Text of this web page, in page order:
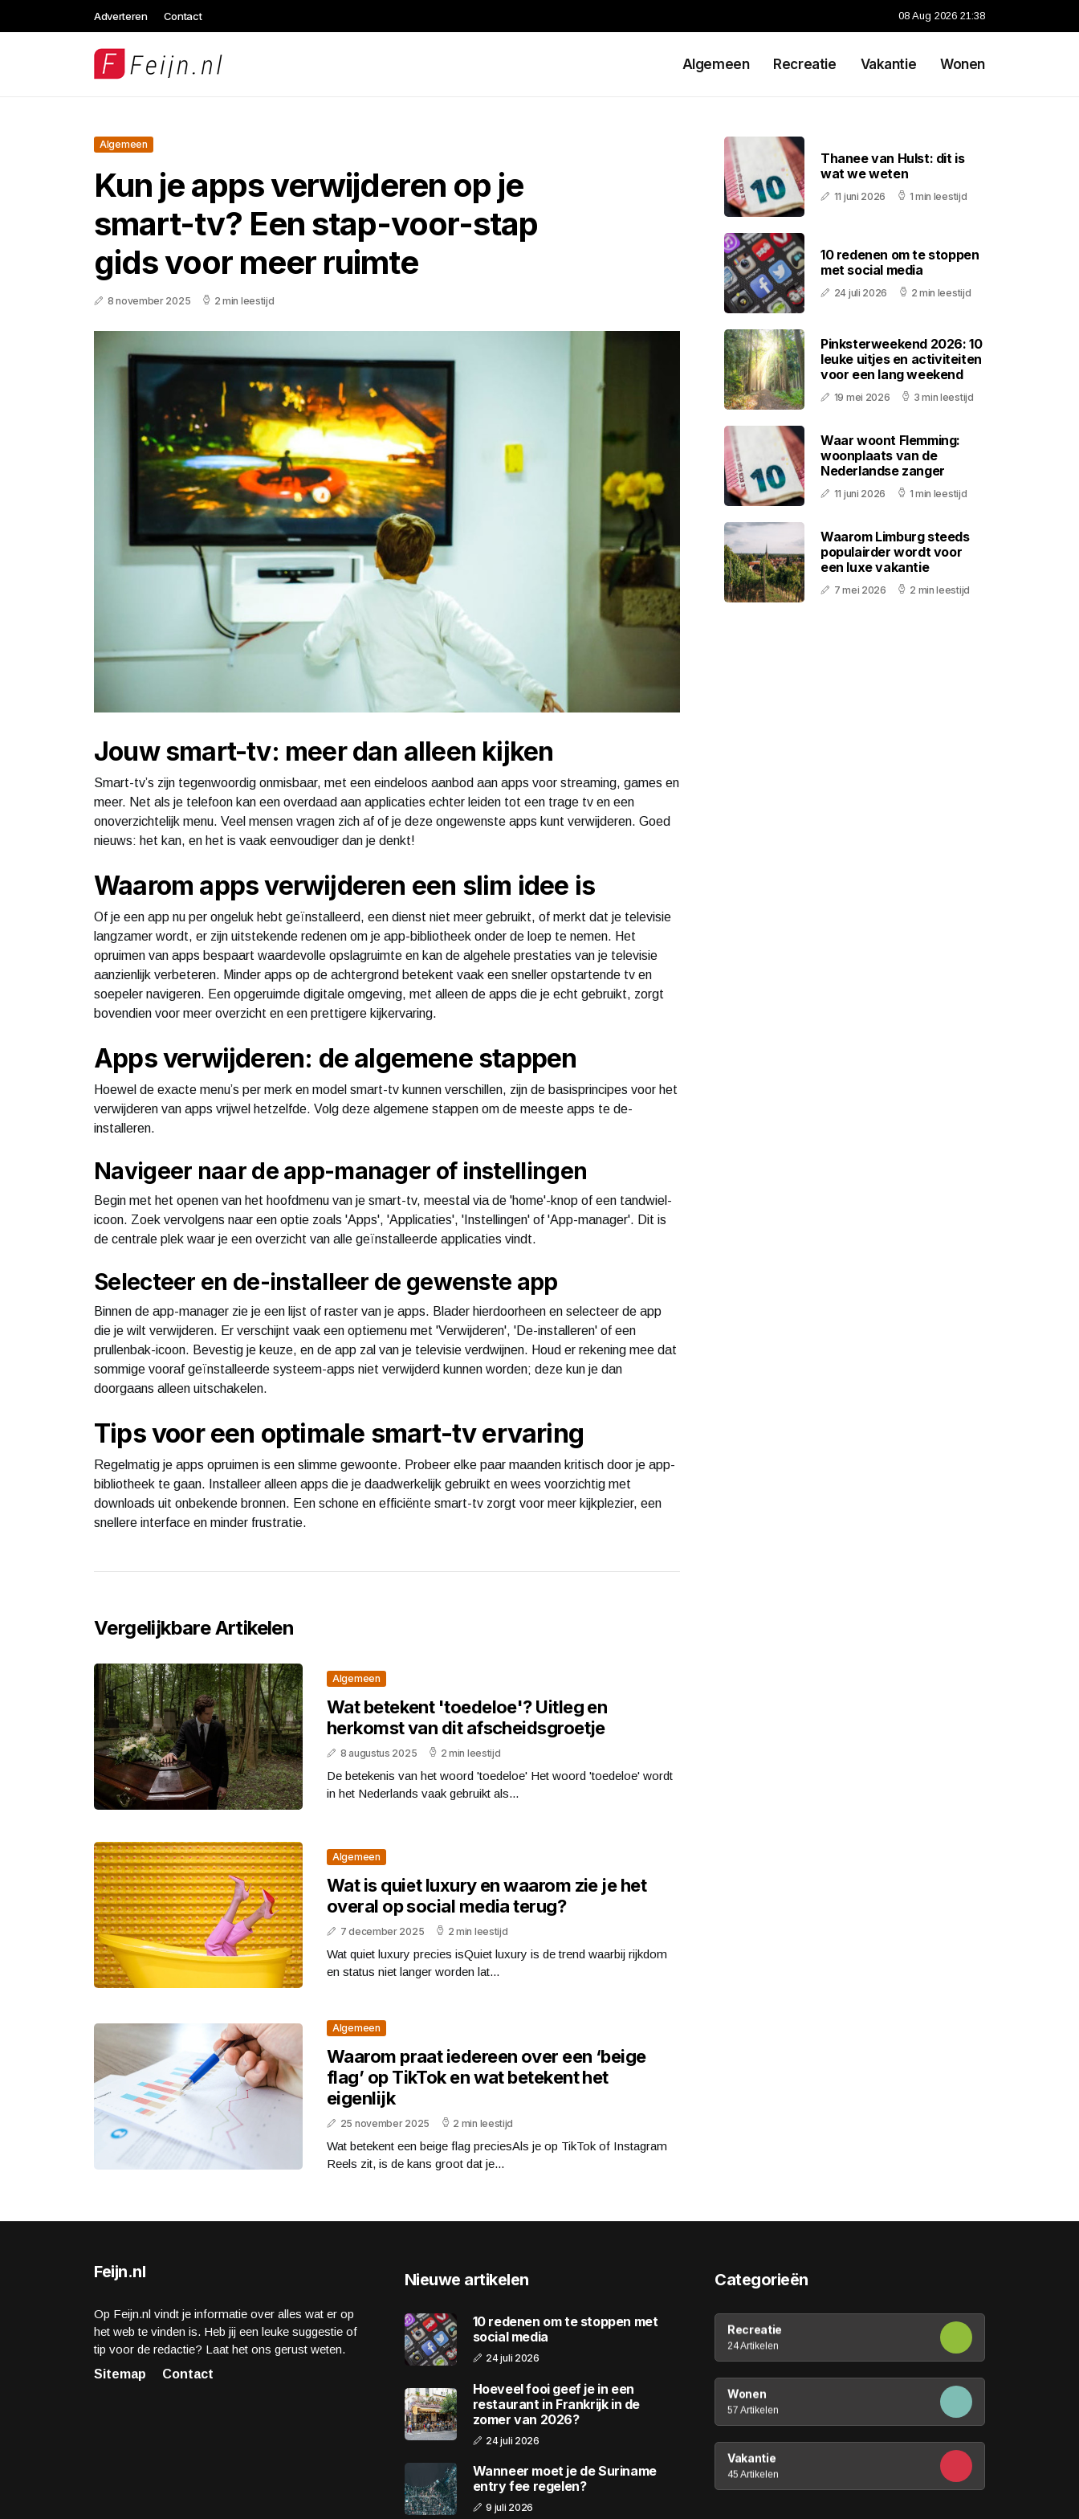
Adverteren Contact 08 Aug 2026 21:38
Algemeen Recreatie Vakantie Wonen
Algemeen
Kun je apps verwijderen op je
smart-tv? Een stap-voor-stap
gids voor meer ruimte
8 november 2025 2 min leestijd
Jouw smart-tv: meer dan alleen kijken
Smart-tv’s zijn tegenwoordig onmisbaar, met een eindeloos aanbod aan apps voor streaming, games en
meer. Net als je telefoon kan een overdaad aan applicaties echter leiden tot een trage tv en een
onoverzichtelijk menu. Veel mensen vragen zich af of je deze ongewenste apps kunt verwijderen. Goed
nieuws: het kan, en het is vaak eenvoudiger dan je denkt!
Waarom apps verwijderen een slim idee is
Of je een app nu per ongeluk hebt geïnstalleerd, een dienst niet meer gebruikt, of merkt dat je televisie
langzamer wordt, er zijn uitstekende redenen om je app-bibliotheek onder de loep te nemen. Het
opruimen van apps bespaart waardevolle opslagruimte en kan de algehele prestaties van je televisie
aanzienlijk verbeteren. Minder apps op de achtergrond betekent vaak een sneller opstartende tv en
soepeler navigeren. Een opgeruimde digitale omgeving, met alleen de apps die je echt gebruikt, zorgt
bovendien voor meer overzicht en een prettigere kijkervaring.
Apps verwijderen: de algemene stappen
Hoewel de exacte menu’s per merk en model smart-tv kunnen verschillen, zijn de basisprincipes voor het
verwijderen van apps vrijwel hetzelfde. Volg deze algemene stappen om de meeste apps te de-
installeren.
Navigeer naar de app-manager of instellingen
Begin met het openen van het hoofdmenu van je smart-tv, meestal via de 'home'-knop of een tandwiel-
icoon. Zoek vervolgens naar een optie zoals 'Apps', 'Applicaties', 'Instellingen' of 'App-manager'. Dit is
de centrale plek waar je een overzicht van alle geïnstalleerde applicaties vindt.
Selecteer en de-installeer de gewenste app
Binnen de app-manager zie je een lijst of raster van je apps. Blader hierdoorheen en selecteer de app
die je wilt verwijderen. Er verschijnt vaak een optiemenu met 'Verwijderen', 'De-installeren' of een
prullenbak-icoon. Bevestig je keuze, en de app zal van je televisie verdwijnen. Houd er rekening mee dat
sommige vooraf geïnstalleerde systeem-apps niet verwijderd kunnen worden; deze kun je dan
doorgaans alleen uitschakelen.
Tips voor een optimale smart-tv ervaring
Regelmatig je apps opruimen is een slimme gewoonte. Probeer elke paar maanden kritisch door je app-
bibliotheek te gaan. Installeer alleen apps die je daadwerkelijk gebruikt en wees voorzichtig met
downloads uit onbekende bronnen. Een schone en efficiënte smart-tv zorgt voor meer kijkplezier, een
snellere interface en minder frustratie.
Vergelijkbare Artikelen
Algemeen
Wat betekent 'toedeloe'? Uitleg en
herkomst van dit afscheidsgroetje
8 augustus 2025 2 min leestijd
De betekenis van het woord 'toedeloe' Het woord 'toedeloe' wordt
in het Nederlands vaak gebruikt als...
Algemeen
Wat is quiet luxury en waarom zie je het
overal op social media terug?
7 december 2025 2 min leestijd
Wat quiet luxury precies isQuiet luxury is de trend waarbij rijkdom
en status niet langer worden lat...
Algemeen
Waarom praat iedereen over een ‘beige
flag’ op TikTok en wat betekent het
eigenlijk
25 november 2025 2 min leestijd
Wat betekent een beige flag preciesAls je op TikTok of Instagram
Reels zit, is de kans groot dat je...
Thanee van Hulst: dit is
wat we weten
11 juni 2026 1 min leestijd
10 redenen om te stoppen
met social media
24 juli 2026 2 min leestijd
Pinksterweekend 2026: 10
leuke uitjes en activiteiten
voor een lang weekend
19 mei 2026 3 min leestijd
Waar woont Flemming:
woonplaats van de
Nederlandse zanger
11 juni 2026 1 min leestijd
Waarom Limburg steeds
populairder wordt voor
een luxe vakantie
7 mei 2026 2 min leestijd
Feijn.nl
Op Feijn.nl vindt je informatie over alles wat er op
het web te vinden is. Heb jij een leuke suggestie of
tip voor de redactie? Laat het ons gerust weten.
Sitemap
Contact
Nieuwe artikelen
10 redenen om te stoppen met
social media
24 juli 2026
Hoeveel fooi geef je in een
restaurant in Frankrijk in de
zomer van 2026?
24 juli 2026
Wanneer moet je de Suriname
entry fee regelen?
9 juli 2026
Categorieën
Recreatie
24 Artikelen
Wonen
57 Artikelen
Vakantie
45 Artikelen